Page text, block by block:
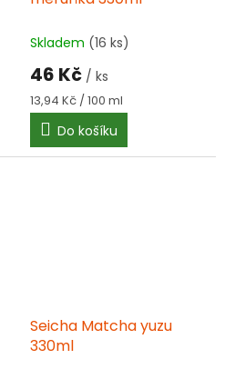
Skladem (16 ks)
46 Kč / ks
Měrná
cena:
13,94 Kč / 100 ml
Do košíku
Seicha Matcha yuzu
330ml